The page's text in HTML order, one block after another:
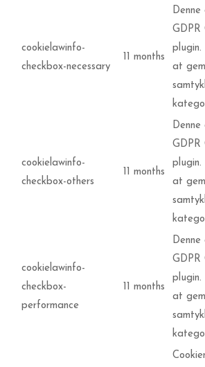
cookielawinfo-
checkbox-necessary
11 months
GDPR
plugin.
at
cookielawinfo-
checkbox-others
11 months
GDPR
plugin.
at
cookielawinfo-
checkbox-
performance
11 months
GDPR
plugin.
at